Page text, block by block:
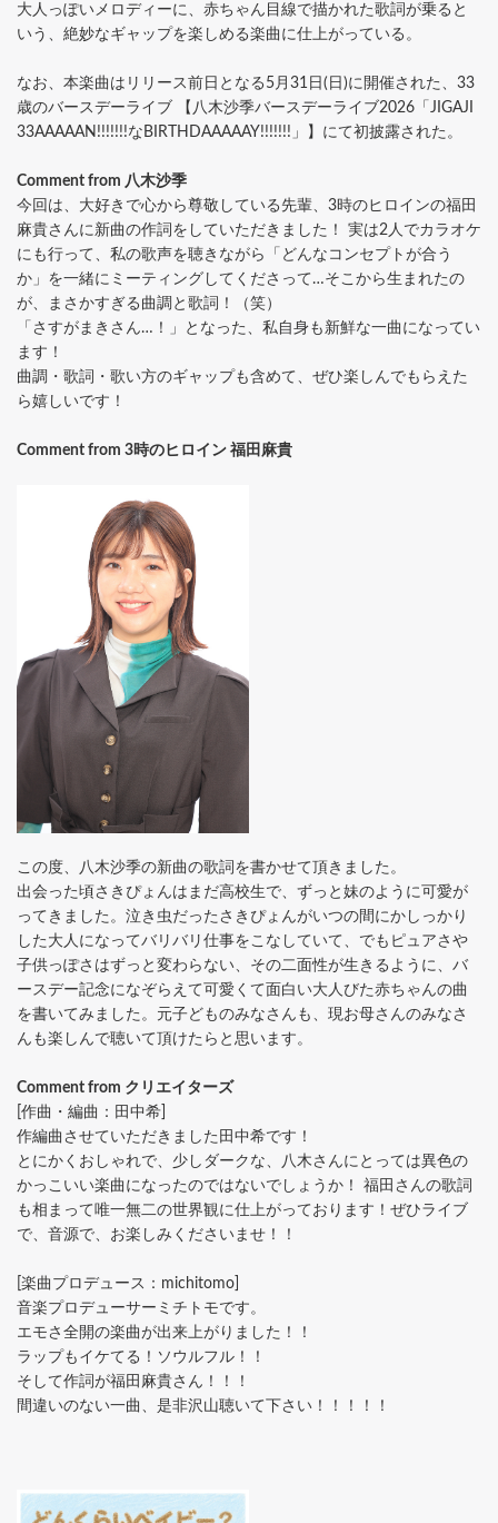
大人っぽいメロディーに、赤ちゃん目線で描かれた歌詞が乗ると
いう、絶妙なギャップを楽しめる楽曲に仕上がっている。
なお、本楽曲はリリース前日となる5月31日(日)に開催された、33
歳のバースデーライブ 【八木沙季バースデーライブ2026「JIGAJI
33AAAAAN!!!!!!!なBIRTHDAAAAAY!!!!!!!」】にて初披露された。
Comment from 八木沙季
今回は、大好きで心から尊敬している先輩、3時のヒロインの福田
麻貴さんに新曲の作詞をしていただきました！ 実は2人でカラオケ
にも行って、私の歌声を聴きながら「どんなコンセプトが合う
か」を一緒にミーティングしてくださって…そこから生まれたの
が、まさかすぎる曲調と歌詞！（笑）
「さすがまきさん…！」となった、私自身も新鮮な一曲になってい
ます！
曲調・歌詞・歌い方のギャップも含めて、ぜひ楽しんでもらえた
ら嬉しいです！
Comment from 3時のヒロイン 福田麻貴
この度、八木沙季の新曲の歌詞を書かせて頂きました。
出会った頃さきぴょんはまだ高校生で、ずっと妹のように可愛が
ってきました。泣き虫だったさきぴょんがいつの間にかしっかり
した大人になってバリバリ仕事をこなしていて、でもピュアさや
子供っぽさはずっと変わらない、その二面性が生きるように、バ
ースデー記念になぞらえて可愛くて面白い大人びた赤ちゃんの曲
を書いてみました。元子どものみなさんも、現お母さんのみなさ
んも楽しんで聴いて頂けたらと思います。
Comment from クリエイターズ
[作曲・編曲：田中希]
作編曲させていただきました田中希です！
とにかくおしゃれで、少しダークな、八木さんにとっては異色の
かっこいい楽曲になったのではないでしょうか！ 福田さんの歌詞
も相まって唯一無二の世界観に仕上がっております！ぜひライブ
で、音源で、お楽しみくださいませ！！
[楽曲プロデュース：michitomo]
音楽プロデューサーミチトモです。
エモさ全開の楽曲が出来上がりました！！
ラップもイケてる！ソウルフル！！
そして作詞が福田麻貴さん！！！
間違いのない一曲、是非沢山聴いて下さい！！！！！